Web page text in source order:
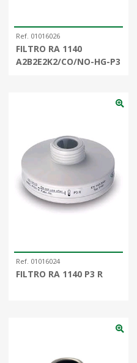
Ref. 01016026
FILTRO RA 1140
A2B2E2K2/CO/NO-HG-P3
Ref. 01016024
FILTRO RA 1140 P3 R